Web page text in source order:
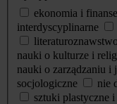
ekonomia i finanse
interdyscyplinarne
literaturoznawstwo
nauki o kulturze i
nauki o zarządzaniu i
socjologiczne
nie
sztuki plastyczne